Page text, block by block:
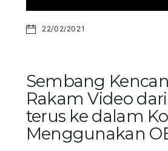
22/02/2021
Sembang
Rakam Video
terus ke dalam
Menggunakan